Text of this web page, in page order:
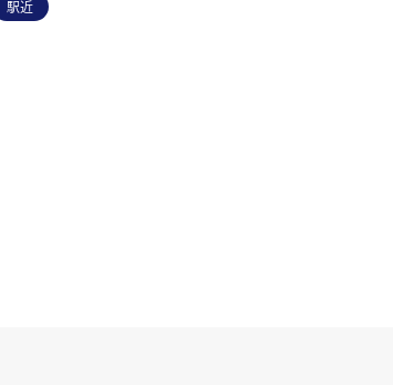
駅近